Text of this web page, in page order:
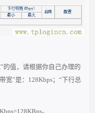
的值，请根据你自己办理的
宽”是：128Kbps；“下行总
。